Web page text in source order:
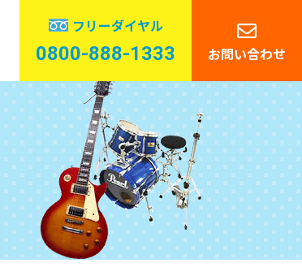
フリーダイヤル
0800-888-1333 お問い合わせ